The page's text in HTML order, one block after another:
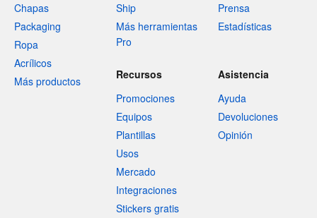
Chapas
Packaging
Ropa
Acrílicos
Más productos
Ship
Más herramientas
Pro
Prensa
Estadísticas
Recursos
Promociones
Equipos
Plantillas
Usos
Mercado
Integraciones
Stickers gratis
Asistencia
Ayuda
Devoluciones
Opinión